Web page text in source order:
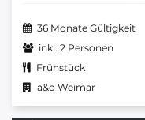
36 Monate Gültigkeit
inkl. 2 Personen
Frühstück
a&o Weimar